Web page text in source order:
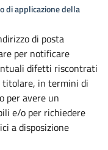
di applicazione della
di posta
per notificare
difetti riscontrati
titolare, in termini di
per avere un
e/o per richiedere
a disposizione